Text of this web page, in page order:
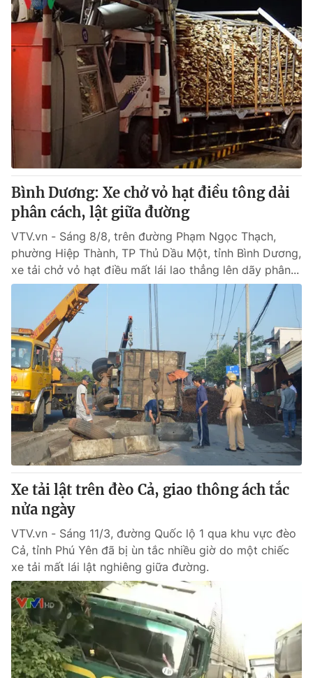
Bình Dương: Xe chở vỏ hạt điều tông dải
phân cách, lật giữa đường
VTV.vn - Sáng 8/8, trên đường Phạm Ngọc Thạch,
phường Hiệp Thành, TP Thủ Dầu Một, tỉnh Bình Dương,
xe tải chở vỏ hạt điều mất lái lao thẳng lên dãy phân...
Xe tải lật trên đèo Cả, giao thông ách tắc
nửa ngày
VTV.vn - Sáng 11/3, đường Quốc lộ 1 qua khu vực đèo
Cả, tỉnh Phú Yên đã bị ùn tắc nhiều giờ do một chiếc
xe tải mất lái lật nghiêng giữa đường.